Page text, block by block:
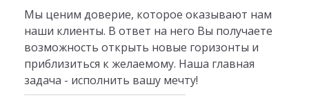
Мы ценим доверие, которое оказывают нам
наши клиенты. В ответ на него Вы получаете
возможность открыть новые горизонты и
приблизиться к желаемому. Наша главная
задача - исполнить вашу мечту!